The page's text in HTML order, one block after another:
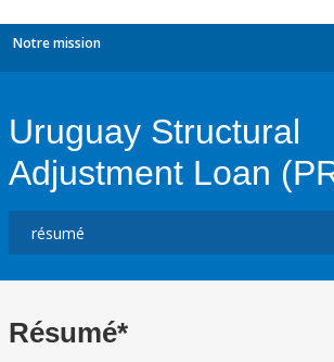
Notre mission
Uruguay Structural
Adjustment Loan
Résumé*